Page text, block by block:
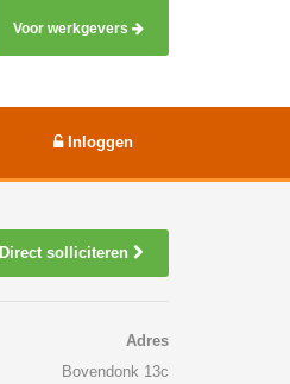
Voor werkgevers
Inloggen
Direct solliciteren
Adres
Bovendonk 13c